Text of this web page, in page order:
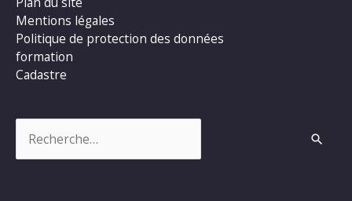
Mentions légales
Politique de protection des données
formation
Cadastre